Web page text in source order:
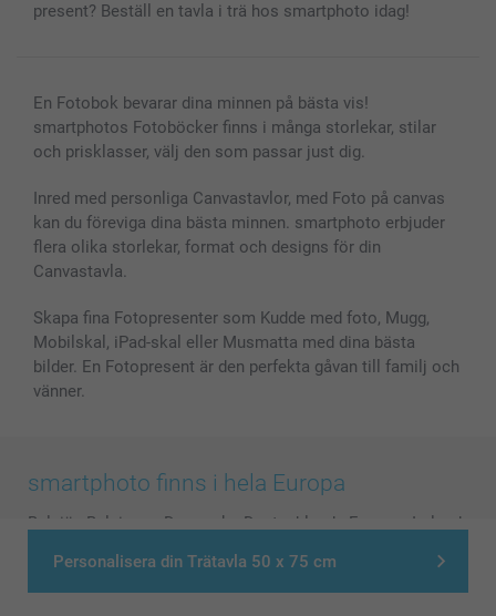
Personalisera din Trätavla 50 x 75 cm
present? Beställ en tavla i trä hos smartphoto idag!
En Fotobok bevarar dina minnen på bästa vis!
smartphotos Fotoböcker finns i många storlekar, stilar
och prisklasser, välj den som passar just dig.
Inred med personliga Canvastavlor, med Foto på canvas
kan du föreviga dina bästa minnen. smartphoto erbjuder
flera olika storlekar, format och designs för din
Canvastavla.
Skapa fina Fotopresenter som Kudde med foto, Mugg,
Mobilskal, iPad-skal eller Musmatta med dina bästa
bilder. En Fotopresent är den perfekta gåvan till familj och
vänner.
smartphoto finns i hela Europa
België Belgique Danmark Deutschland France
Ireland
Nederland - Norge Österreich Schweiz